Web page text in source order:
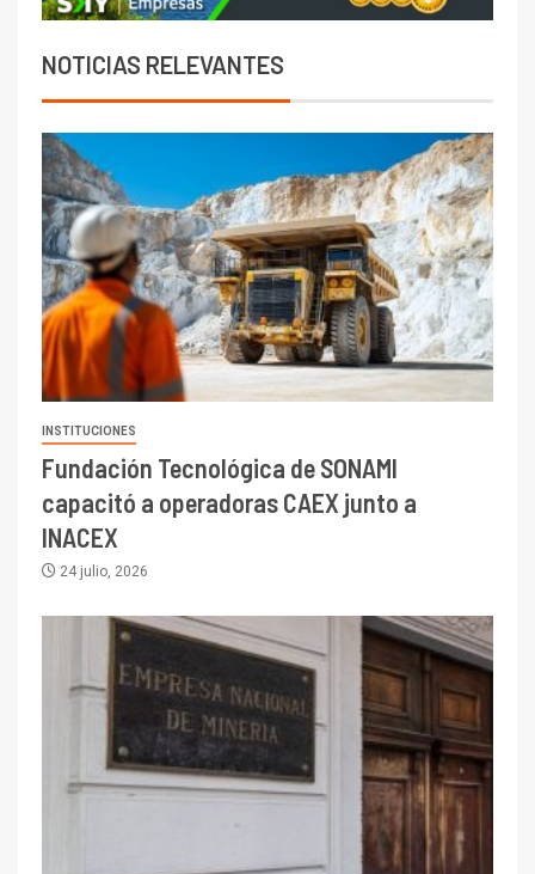
NOTICIAS RELEVANTES
INSTITUCIONES
Fundación Tecnológica de SONAMI
capacitó a operadoras CAEX junto a
INACEX
24 julio, 2026